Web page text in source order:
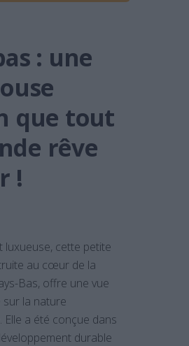
: une
que tout
rêve
!
luxueuse, cette petite
au cœur de la
Bas, offre une vue
la nature
Elle a été conçue dans
durable